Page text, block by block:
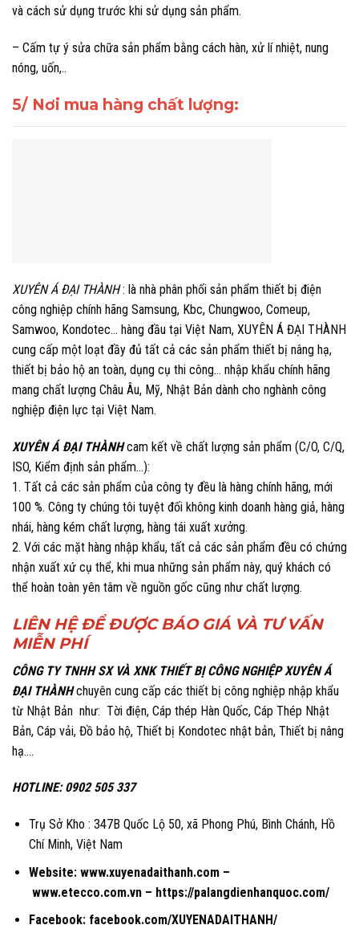
và cách sử dụng trước khi sử dụng sản phẩm.
– Cấm tự ý sửa chữa sản phẩm bằng cách hàn, xử lí nhiệt, nung
nóng, uốn,..
5/ Nơi mua hàng chất lượng:
XUYÊN Á ĐẠI THÀNH: l à nhà phân phối sản phẩm thiết bị điện
công nghiệp chính hãng Samsung, Kbc, Chungwoo, Comeup,
Samwoo, Kondotec… hàng đầu tại Việt Nam, XUYÊN Á ĐẠI THÀNH
cung cấp một loạt đầy đủ tất cả các sản phẩm thiết bị nâng hạ,
thiết bị bảo hộ an toàn, dụng cụ thi công… nhập khẩu chính hãng
mang chất lượng Châu Âu, Mỹ, Nhật Bản dành cho nghành công
nghiệp điện lực tại Việt Nam.
XUYÊN Á ĐẠI THÀNH cam kết về chất lượng sản phẩm (C/O, C/Q,
ISO, Kiểm định sản phẩm…):
1. Tất cả các sản phẩm của công ty đều là hàng chính hãng, mới
100 %. Công ty chúng tôi tuyệt đối không kinh doanh hàng giả, hàng
nhái, hàng kém chất lượng, hàng tái xuất xưởng.
2. Với các mặt hàng nhập khẩu, tất cả các sản phẩm đều có chứng
nhận xuất xứ cụ thể, khi mua những sản phẩm này, quý khách có
thể hoàn toàn yên tâm về nguồn gốc cũng như chất lượng.
LIÊN HỆ ĐỂ ĐƯỢC BÁO GIÁ VÀ TƯ VẤN
MIỄN PHÍ
CÔNG TY TNHH SX VÀ XNK THIẾT BỊ CÔNG NGHIỆP XUYÊN Á
ĐẠI THÀNHchuyên cung cấp các thiết bị công nghiệp nhập khẩu
từ Nhật Bản như: Tời điện, Cáp thép Hàn Quốc, Cáp Thép Nhật
Bản, Cáp vải, Đồ bảo hộ, Thiết bị Kondotec nhật bản, Thiết bị nâng
hạ….
HOTLINE: 0902 505 337
Trụ Sở Kho : 347B Quốc Lộ 50, xã Phong Phú, Bình Chánh, Hồ
Chí Minh, Việt Nam
Website: www.xuyenadaithanh.com–
www.etecco.com.vn– https://palangdienhanquoc.com/
Facebook: facebook.com/XUYENADAITHANH/